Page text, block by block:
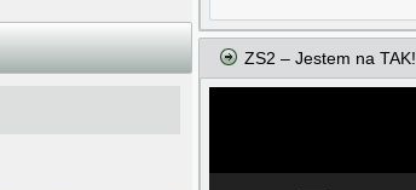
ZS2 – Jestem na TAK!